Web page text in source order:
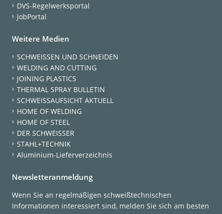
DVS-Regelwerksportal
JobPortal
Weitere Medien
SCHWEISSEN UND SCHNEIDEN
WELDING AND CUTTING
JOINING PLASTICS
THERMAL SPRAY BULLETIN
SCHWEISSAUFSICHT AKTUELL
HOME OF WELDING
HOME OF STEEL
DER SCHWEISSER
STAHL+TECHNIK
Aluminium-Lieferverzeichnis
Newsletteranmeldung
Wenn Sie an regelmäßigen schweißtechnischen
Informationen interessiert sind, melden Sie sich am besten